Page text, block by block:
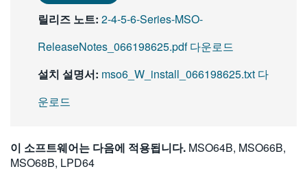
릴리즈 노트: 2-4-5-6-Series-MSO-
ReleaseNotes_066198625.pdf 다운로드
설치 설명서: mso6_W_install_066198625.txt 다
운로드
이 소프트웨어는 다음에 적용됩니다. MSO64B, MSO66B,
MSO68B, LPD64